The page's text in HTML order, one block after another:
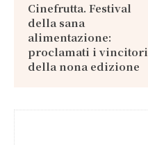
Cinefrutta. Festival
della sana
alimentazione:
proclamati i vincitori
della nona edizione